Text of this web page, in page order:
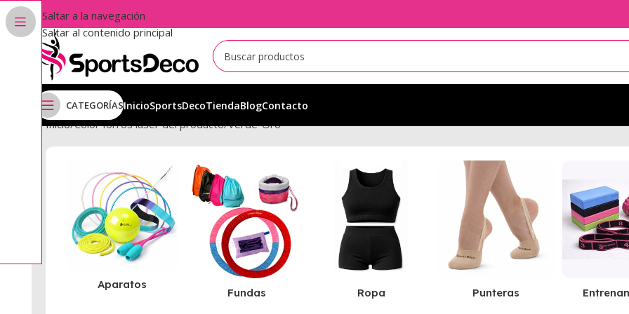
Saltar a la navegación
Saltar al contenido principal
CATEGORÍASInicioSportsDecoTiendaBlogContacto
Inicio Color forros laser del producto Verde-Oro
Aparatos
Fundas Ropa Punteras